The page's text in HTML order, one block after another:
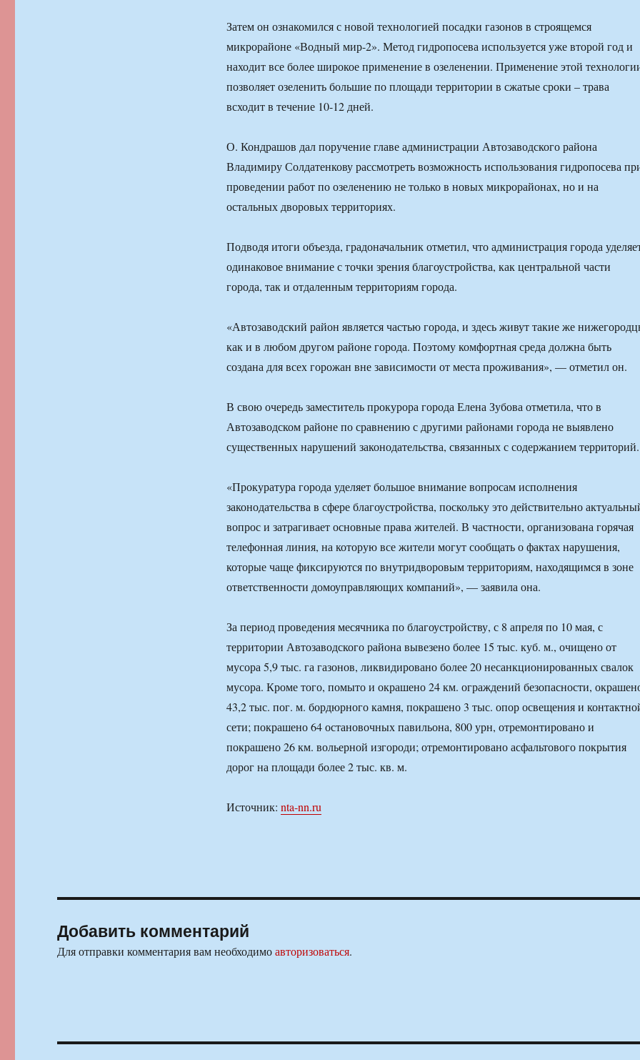
Затем он ознакомился с новой технологией посадки газонов в строящемся
микрорайоне «Водный мир-2». Метод гидропосева используется уже второй год и
находит все более широкое применение в озеленении. Применение этой
позволяет озеленить большие по площади территории в сжатые сроки – трава
всходит в течение 10-12 дней.
О. Кондрашов дал поручение главе администрации Автозаводского района
Владимиру Солдатенкову рассмотреть возможность использования гидропосева
проведении работ по озеленению не только в новых микрорайонах, но и на
остальных дворовых территориях.
Подводя итоги объезда, градоначальник отметил, что администрация города
одинаковое внимание с точки зрения благоустройства, как центральной части
города, так и отдаленным территориям города.
«Автозаводский район является частью города, и здесь живут такие же
как и в любом другом районе города. Поэтому комфортная среда должна быть
создана для всех горожан вне зависимости от места проживания», — отметил он.
В свою очередь заместитель прокурора города Елена Зубова отметила, что в
Автозаводском районе по сравнению с другими районами города не выявлено
существенных нарушений законодательства, связанных с содержанием территорий.
«Прокуратура города уделяет большое внимание вопросам исполнения
законодательства в сфере благоустройства, поскольку это действительно
вопрос и затрагивает основные права жителей. В частности, организована горячая
телефонная линия, на которую все жители могут сообщать о фактах нарушения,
которые чаще фиксируются по внутридворовым территориям, находящимся в зоне
ответственности домоуправляющих компаний», — заявила она.
За период проведения месячника по благоустройству, с 8 апреля по 10 мая, с
территории Автозаводского района вывезено более 15 тыс. куб. м., очищено от
мусора 5,9 тыс. га газонов, ликвидировано более 20 несанкционированных свалок
мусора. Кроме того, помыто и окрашено 24 км. ограждений безопасности,
43,2 тыс. пог. м. бордюрного камня, покрашено 3 тыс. опор освещения и
сети; покрашено 64 остановочных павильона, 800 урн, отремонтировано и
покрашено 26 км. вольерной изгороди; отремонтировано асфальтового покрытия
дорог на площади более 2 тыс. кв. м.
Источник: nta-nn.ru
Добавить комментарий
Для отправки комментария вам необходимоавторизоваться.